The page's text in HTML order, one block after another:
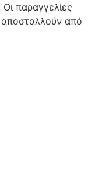
παραγγελίες
από